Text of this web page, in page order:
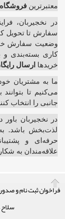
فراخوان ثبت نام و
معتبرترین
در نخجیربان،
سفارش تا تحویل
کاری بسته‌بندی
خریدها ارسال
ما به مشتریان
می‌کنیم تا
جانبی را انتخاب
در نخجیربان باور
لذت‌بخش باشد.
حرفه‌ای و
علاقه‌مندان به
کلیه حقوق این
این سایت تابع